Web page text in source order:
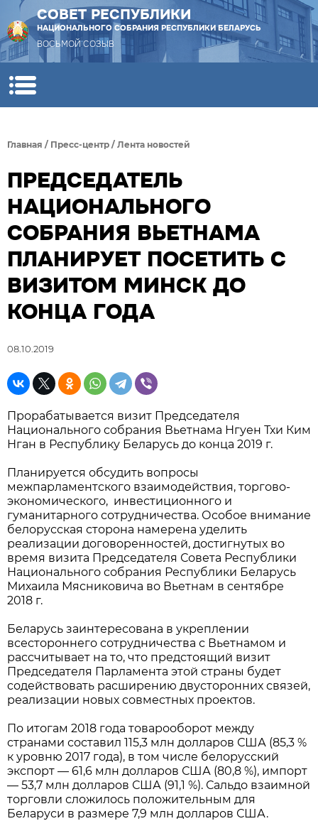
СОВЕТ РЕСПУБЛИКИ
НАЦИОНАЛЬНОГО СОБРАНИЯ РЕСПУБЛИКИ БЕЛАРУСЬ
ВОСЬМОЙ СОЗЫВ
Главная / Пресс-центр / Лента новостей
ПРЕДСЕДАТЕЛЬ
НАЦИОНАЛЬНОГО
СОБРАНИЯ ВЬЕТНАМА
ПЛАНИРУЕТ ПОСЕТИТЬ С
ВИЗИТОМ МИНСК ДО
КОНЦА ГОДА
08.10.2019
Прорабатывается визит Председателя
Национального собрания Вьетнама Нгуен Тхи Ким
Нган в Республику Беларусь до конца 2019 г.
Планируется обсудить вопросы
межпарламентского взаимодействия, торгово-
экономического, инвестиционного и
гуманитарного сотрудничества. Особое внимание
белорусская сторона намерена уделить
реализации договоренностей, достигнутых во
время визита Председателя Совета Республики
Национального собрания Республики Беларусь
Михаила Мясниковича во Вьетнам в сентябре
2018 г.
Беларусь заинтересована в укреплении
всестороннего сотрудничества с Вьетнамом и
рассчитывает на то, что предстоящий визит
Председателя Парламента этой страны будет
содействовать расширению двусторонних связей,
реализации новых совместных проектов.
По итогам 2018 года товарооборот между
странами составил 115,3 млн долларов США (85,3 %
к уровню 2017 года), в том числе белорусский
экспорт — 61,6 млн долларов США (80,8 %), импорт
— 53,7 млн долларов США (91,1 %). Сальдо взаимной
торговли сложилось положительным для
Беларуси в размере 7,9 млн долларов США.